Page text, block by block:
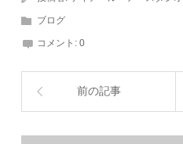
ブログ
コメント:0
前の記事